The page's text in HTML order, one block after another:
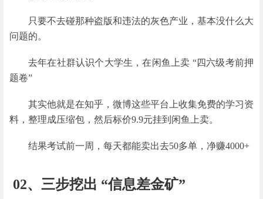
只要不去碰那种盗版和违法的灰色产业，基本没什么大
问题的。
去年在社群认识个大学生，在闲鱼上卖 “四六级考前押
题卷”
其实他就是在知乎，微博这些平台上收集免费的学习资
料，整理成压缩包，然后标价9.9元挂到闲鱼上卖。
结果考试前一周，每天都能卖出去50多单，净赚4000+
02、三步挖出 “信息差金矿”